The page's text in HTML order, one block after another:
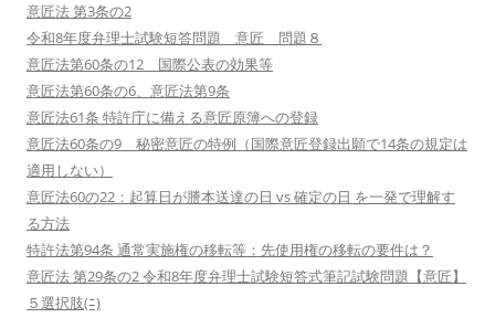
意匠法 第3条の2
令和8年度弁理士試験短答問題 意匠 問題８
意匠法第60条の12 国際公表の効果等
意匠法第60条の6、意匠法第9条
意匠法61条 特許庁に備える意匠原簿への登録
意匠法60条の9 秘密意匠の特例（国際意匠登録出願で14条の規定は
適用しない）
意匠法60の22：起算日が謄本送達の日 vs 確定の日 を一発で理解す
る方法
特許法第94条 通常実施権の移転等：先使用権の移転の要件は？
意匠法 第29条の2 令和8年度弁理士試験短答式筆記試験問題【意匠】
５選択肢(ﾆ)